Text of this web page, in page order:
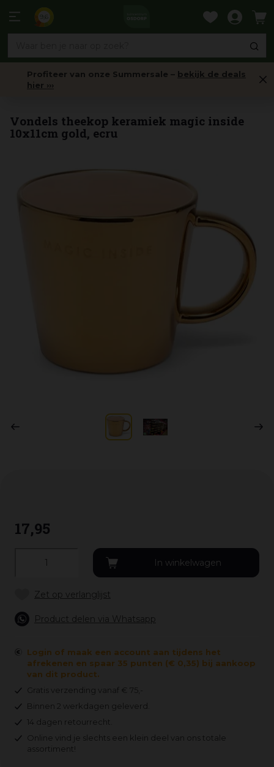
naar
Profiteer van onze Summersale – bekijk de deals
hier ›››
Vondels theekop keramiek magic inside
10x11cm gold, ecru
17,95
Product delen via Whatsapp
Login of maak een account aan tijdens het
afrekenen en spaar 35 punten (€ 0,35) bij aankoop
van dit product.
Gratis verzending vanaf € 75,-
Binnen 2 werkdagen geleverd.
14 dagen retourrecht.
Online vind je slechts een klein deel van ons totale
assortiment!